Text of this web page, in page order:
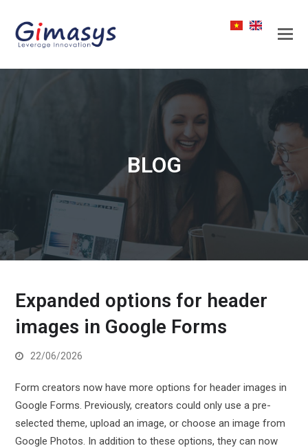
BLOG
Expanded options for header
images in Google Forms
22/06/2026
Form creators now have more options for header images in
Google Forms. Previously, creators could only use a pre-
selected theme, upload an image, or choose an image from
Google Photos. In addition to these options, they can now